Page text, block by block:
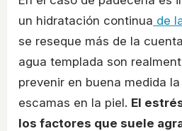
un hidratación continua de
se reseque más de la
agua templada son
prevenir en buena medida
escamas en la piel. El
los factores que suele